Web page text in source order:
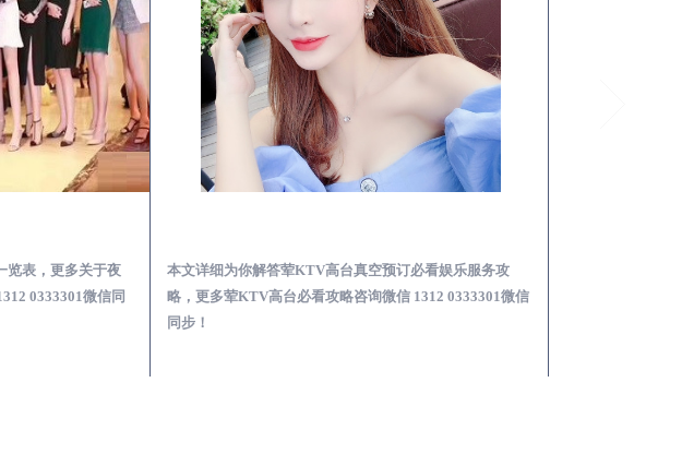
览表，更多关于夜
0333301微信同
本文详细为你解答荤KTV高台真空预订必看娱乐服务攻
略，更多荤KTV高台必看攻略咨询微信 1312 0333301微信
同步！